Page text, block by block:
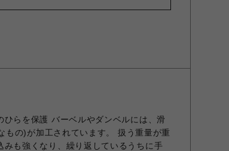
らを保護 バーベルやダンベルには、滑
もの)が加工されています。 扱う重量が重
も強くなり、繰り返しているうちに手